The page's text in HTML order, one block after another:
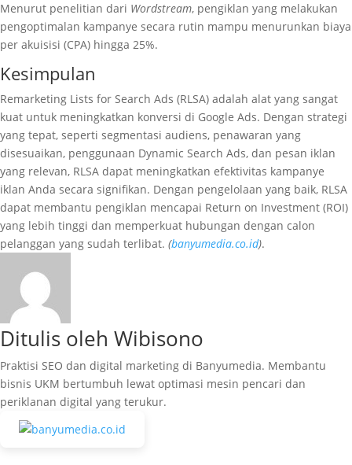
Menurut penelitian dari Wordstream, pengiklan yang melakukan
pengoptimalan kampanye secara rutin mampu menurunkan biaya
per akuisisi (CPA) hingga 25%.
Kesimpulan
Remarketing Lists for Search Ads (RLSA) adalah alat yang sangat
kuat untuk meningkatkan konversi di Google Ads. Dengan strategi
yang tepat, seperti segmentasi audiens, penawaran yang
disesuaikan, penggunaan Dynamic Search Ads, dan pesan iklan
yang relevan, RLSA dapat meningkatkan efektivitas kampanye
iklan Anda secara signifikan. Dengan pengelolaan yang baik, RLSA
dapat membantu pengiklan mencapai Return on Investment (ROI)
yang lebih tinggi dan memperkuat hubungan dengan calon
pelanggan yang sudah terlibat. (banyumedia.co.id).
Ditulis oleh Wibisono
Praktisi SEO dan digital marketing di Banyumedia. Membantu
bisnis UKM bertumbuh lewat optimasi mesin pencari dan
periklanan digital yang terukur.